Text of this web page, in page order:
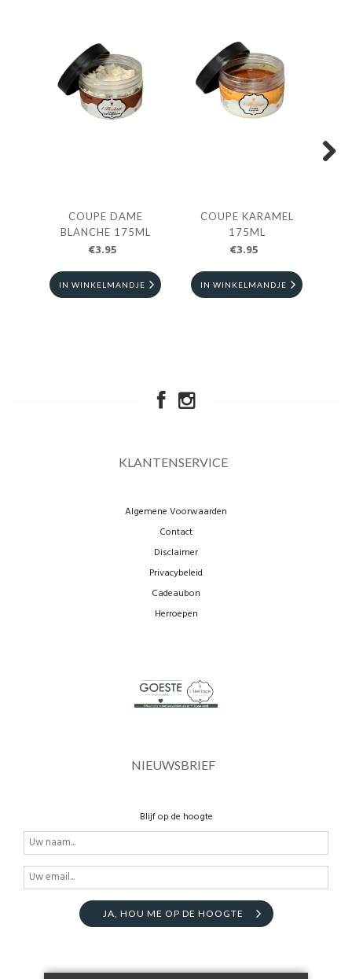
COUPE DAME
BLANCHE 175ML
€3.95
IN WINKELMANDJE
COUPE KARAMEL
175ML
€3.95
IN WINKELMANDJE
KLANTENSERVICE
Algemene Voorwaarden
Contact
Disclaimer
Privacybeleid
Cadeaubon
Herroepen
NIEUWSBRIEF
Blijf op de hoogte
JA, HOU ME OP DE HOOGTE